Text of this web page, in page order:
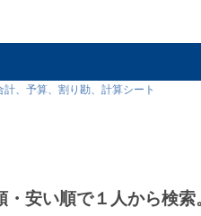
、予算、割り勘、計算シート
安い順で１人から検索